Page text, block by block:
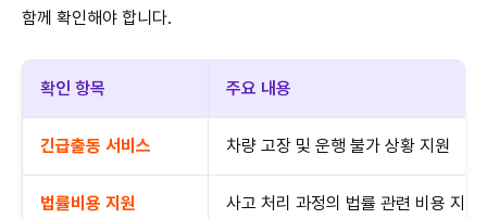
함께 확인해야 합니다.
확인 항목 주요 내용
긴급출동 서비스 차량 고장 및 운행 불가 상황 지원
법률비용 지원 사고 처리 과정의 법률 관련 비용 지원